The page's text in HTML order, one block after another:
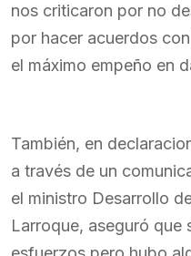
nos criticaron por no
por hacer acuerdos
el máximo empeño en
También, en
a través de un
el ministro Desarrollo
Larroque, aseguró que